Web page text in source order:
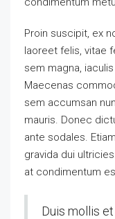
Proin suscipit, ex
laoreet felis, vitae
sem magna,
Maecenas
sem accumsan
mauris. Donec
ante sodales.
gravida dui
at condimentum
Duis mollis